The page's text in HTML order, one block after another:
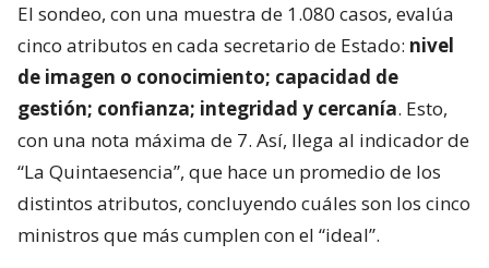
El sondeo, con una muestra de 1.080 casos, evalúa
cinco atributos en cada secretario de Estado: nivel
de imagen o conocimiento; capacidad de
gestión; confianza; integridad y cercanía. Esto,
con una nota máxima de 7. Así, llega al indicador de
“La Quintaesencia”, que hace un promedio de los
distintos atributos, concluyendo cuáles son los cinco
ministros que más cumplen con el “ideal”.